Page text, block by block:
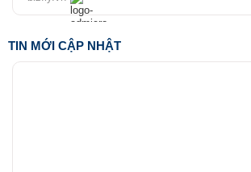
TIN MỚI CẬP NHẬT